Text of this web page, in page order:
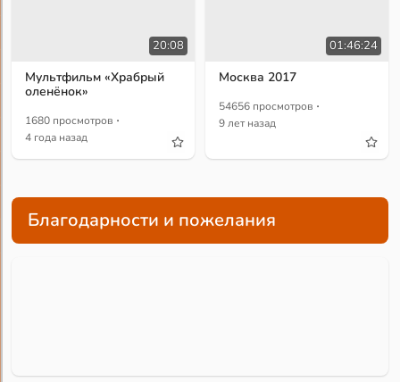
20:08
Мультфильм «Храбрый
оленёнок»
1680 просмотров ·
4 года назад
01:46:24
Москва 2017
54656 просмотров ·
9 лет назад
Благодарности и пожелания